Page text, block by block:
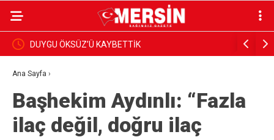
DUYGU ÖKSÜZ’Ü KAYBETTİK BAŞKAN
Ana Sayfa ›
Başhekim Aydınlı: “Fazla
ilaç değil, doğru ilaç